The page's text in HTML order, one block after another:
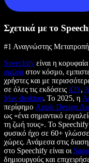
Σχετικά με το
#1 Αναγνώστης
Speechify είναι η
ομιλία στον κόσμο,
χρήστες και με
σε όλες τις εκδόσεις iOS,
Mac desktop. Το 2025, η
περίφημο Apple Design
ως «ένα σημαντικό
τη ζωή τους». Το
φυσικό ήχο σε 60+
χώρες. Ανάμεσα στις
στο Speechify είναι οι
δημιουργούς και